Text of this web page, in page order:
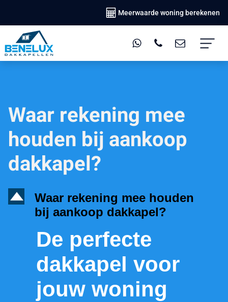
Meerwaarde woning berekenen
Waar rekening mee
houden bij aankoop
dakkapel?
D
Waar rekening mee houden
bij aankoop dakkapel?
De perfecte
dakkapel voor
jouw woning